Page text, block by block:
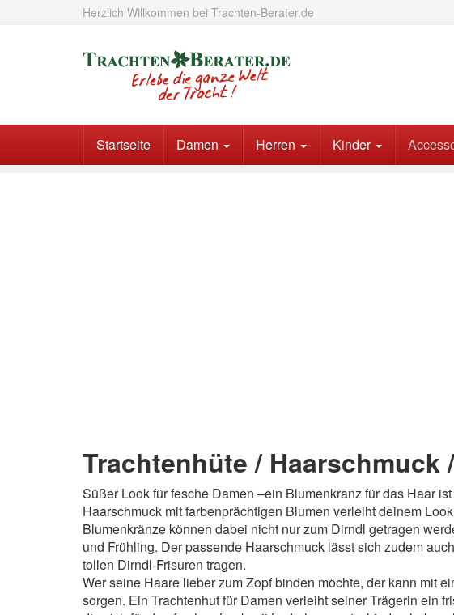
Herzlich Willkommen bei Trachten-Berater.de
Startseite Damen Herren Kinder
Trachtenhüte / Haarschmuck
Süßer Look für fesche Damen –ein Blumenkranz für das Haar
Haarschmuck mit farbenprächtigen Blumen verleiht deinem
Blumenkränze können dabei nicht nur zum Dirndl getragen
und Frühling. Der passende Haarschmuck lässt sich zudem
tollen Dirndl-Frisuren tragen.
Wer seine Haare lieber zum Zopf binden möchte, der kann mit
sorgen. Ein Trachtenhut für Damen verleiht seiner Trägerin ein